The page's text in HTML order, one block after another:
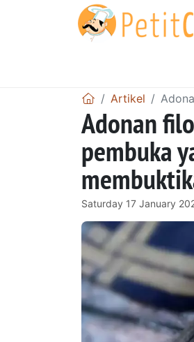
Artikel
Adonan
pembuka
Saturday 17 January